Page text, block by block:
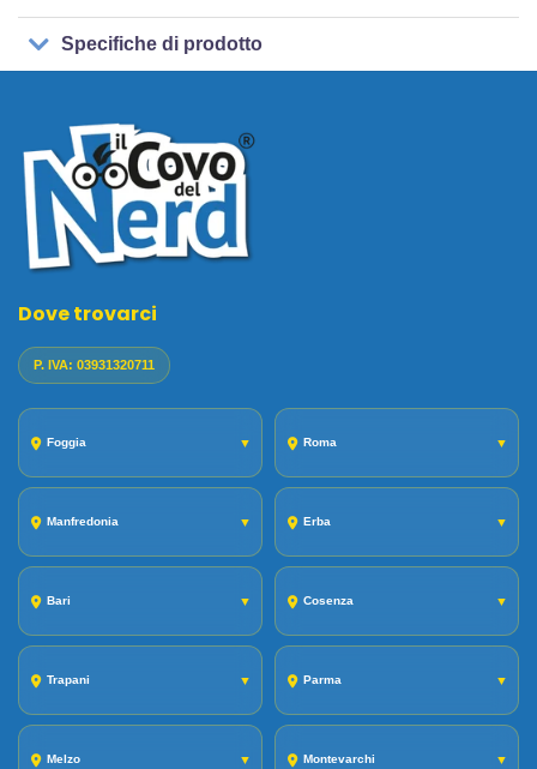
Specifiche di prodotto
Dove trovarci
P. IVA: 03931320711
Foggia ▼ Roma ▼
Manfredonia ▼ Erba ▼
Bari ▼ Cosenza ▼
Trapani ▼ Parma ▼
Melzo ▼ Montevarchi ▼